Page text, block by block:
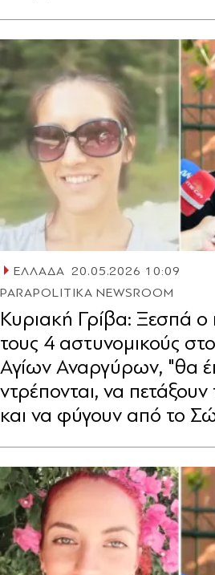
ΕΛΛΑΔΑ 20.05.2026 10:09
PARAPOLITIKA NEWSROOM
Κυριακή Γρίβα: Ξεσπά ο
τους 4 αστυνομικούς
Αγίων Αναργύρων, "θα
ντρέπονται, να
και να φύγουν από το